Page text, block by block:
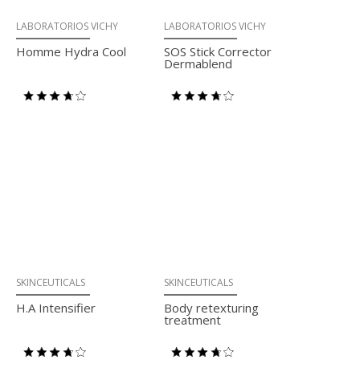
LABORATORIOS VICHY
Homme Hydra Cool
LABORATORIOS VICHY
SOS Stick Corrector
Dermablend
SKINCEUTICALS
H.A Intensifier
SKINCEUTICALS
Body retexturing
treatment